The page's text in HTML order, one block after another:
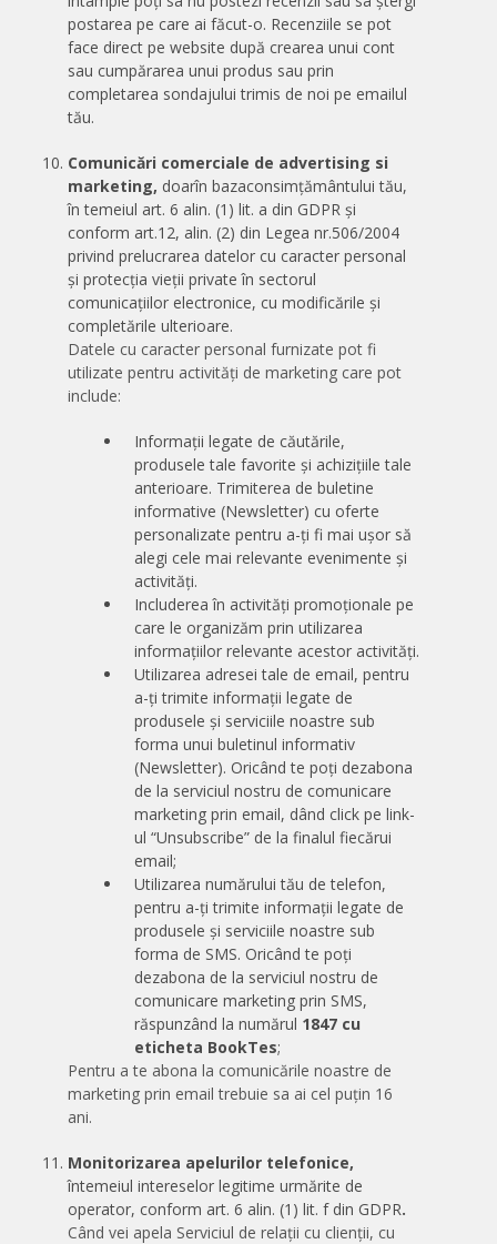
postarea pe care ai făcut-o. Recenziile se pot
face direct pe website după crearea unui cont
sau cumpărarea unui produs sau prin
completarea sondajului trimis de noi pe emailul
tău.
Comunicări comerciale de advertising si
marketing, doarîn bazaconsimțământului tău,
în temeiul art. 6 alin. (1) lit. a din GDPR și
conform art.12, alin. (2) din Legea nr.506/2004
privind prelucrarea datelor cu caracter personal
și protecția vieții private în sectorul
comunicațiilor electronice, cu modificările și
completările ulterioare.
Datele cu caracter personal furnizate pot fi
utilizate pentru activități de marketing care pot
include:
Informații legate de căutările,
produsele tale favorite și achizițiile tale
anterioare. Trimiterea de buletine
informative (Newsletter) cu oferte
personalizate pentru a-ți fi mai ușor să
alegi cele mai relevante evenimente și
activități.
Includerea în activități promoționale pe
care le organizăm prin utilizarea
informațiilor relevante acestor activități.
Utilizarea adresei tale de email, pentru
a-ți trimite informații legate de
produsele și serviciile noastre sub
forma unui buletinul informativ
(Newsletter). Oricând te poți dezabona
de la serviciul nostru de comunicare
marketing prin email, dând click pe link-
ul “Unsubscribe” de la finalul fiecărui
email;
Utilizarea numărului tău de telefon,
pentru a-ți trimite informații legate de
produsele și serviciile noastre sub
forma de SMS. Oricând te poți
dezabona de la serviciul nostru de
comunicare marketing prin SMS,
răspunzând la numărul 1847 cu
eticheta BookTes;
Pentru a te abona la comunicările noastre de
marketing prin email trebuie sa ai cel puțin 16
ani.
Monitorizarea apelurilor telefonice,
întemeiul intereselor legitime urmărite de
operator, conform art. 6 alin. (1) lit. f din GDPR.
Când vei apela Serviciul de relații cu clienții, cu